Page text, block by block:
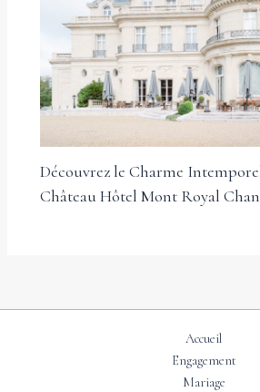
Découvrez le Charme
Château Hôtel Mont Royal
Accueil
Engagement
Mariage